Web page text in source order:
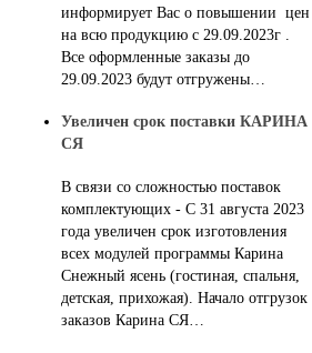
информирует Вас о повышении цен
на всю продукцию с 29.09.2023г .
Все оформленные заказы до
29.09.2023 будут отгружены…
Увеличен срок поставки КАРИНА
СЯ
В связи со сложностью поставок
комплектующих - С 31 августа 2023
года увеличен срок изготовления
всех модулей программы Карина
Снежный ясень (гостиная, спальня,
детская, прихожая). Начало отгрузок
заказов Карина СЯ…